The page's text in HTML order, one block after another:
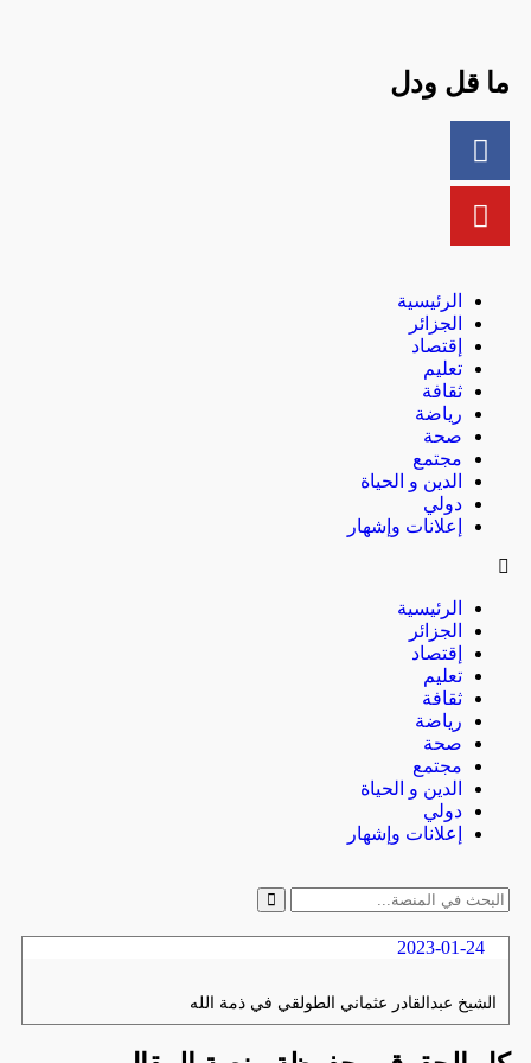
ما قل ودل
الرئيسية
الجزائر
إقتصاد
تعليم
ثقافة
رياضة
صحة
مجتمع
الدين و الحياة
دولي
إعلانات وإشهار
الرئيسية
الجزائر
إقتصاد
تعليم
ثقافة
رياضة
صحة
مجتمع
الدين و الحياة
دولي
إعلانات وإشهار
2023-01-24
الشيخ عبدالقادر عثماني الطولقي في ذمة الله